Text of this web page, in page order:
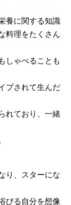
養に関する知識
料理をたくさん
しゃべることも
プされて生んだ
れており、一緒
り、スターにな
びる自分を想像